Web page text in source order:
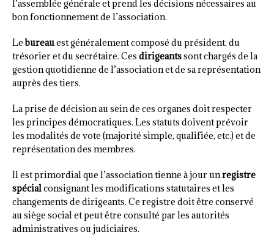
l’assemblée générale et prend les décisions nécessaires au
bon fonctionnement de l’association.
Lebureauest généralement composé du président, du
trésorier et du secrétaire. Ces dirigeantssont chargés de la
gestion quotidienne de l’association et de sa représentation
auprès des tiers.
La prise de décision au sein de ces organes doit respecter
les principes démocratiques. Les statuts doivent prévoir
les modalités de vote (majorité simple, qualifiée, etc.) et de
représentation des membres.
Il est primordial que l’association tienne à jour unregistre
spécialconsignant les modifications statutaires et les
changements de dirigeants. Ce registre doit être conservé
au siège social et peut être consulté par les autorités
administratives ou judiciaires.